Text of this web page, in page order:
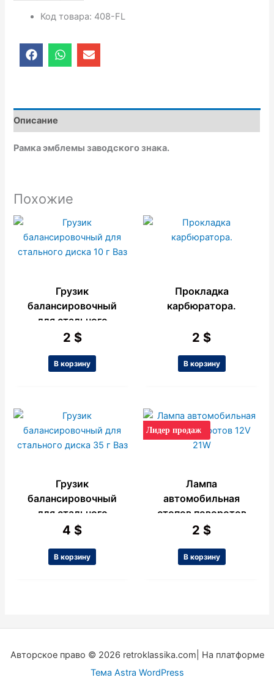
Код товара: 408-FL
F
a
o
o
k
W
h
a
p
E
n
o
e
Описание
Рамка эмблемы заводского знака.
Похожие
Грузик
балансировочный
для стального
диска 10 г Ваз
2 $
В корзину
Прокладка
карбюратора.
2 $
В корзину
Грузик
балансировочный
для стального
диска 35 г Ваз
4 $
В корзину
Лидер продаж
Лампа
автомобильная
стопов поворотов
12V 21W
2 $
В корзину
Авторское право © 2026 retroklassika.com| На платформе
Тема Astra WordPress